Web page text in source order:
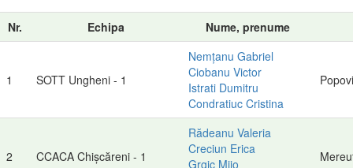
Nr. Echipa Nume, prenume
1 SOTT Ungheni - 1
Nemțanu Gabriel
Ciobanu Victor
Istrati Dumitru
Condratiuc Cristina
2 CCACA Chișcăreni - 1
Rădeanu Valeria
Creciun Erica
Grgic Mijo